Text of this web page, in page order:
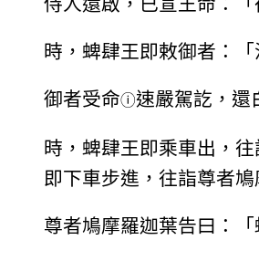
侍人還啟，已宣王命：
時，蜱肆王即敕御者：「
御者受命ⓘ速嚴駕訖，還
時，蜱肆王即乘車出，
即下車步進，往詣尊者
尊者鳩摩羅迦葉告曰：